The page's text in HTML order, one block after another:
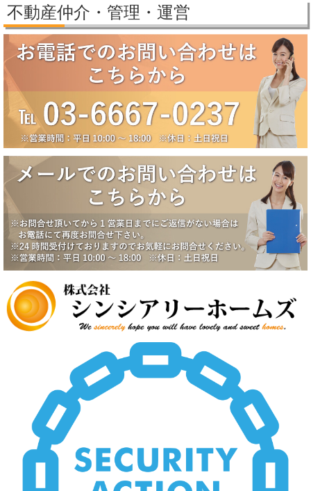
パレステージ日吉さくらが丘価格改定しました。
2025/9/5
賃貸物件公開しました。
2025/8/5
2025年夏季休業のお知らせ（8月10日～8月18日）
誠に勝手ながら、弊社では下記の期間を夏季休業とさせていただきま
す。
【夏季休業期間】
2025年8月10日（日）～2025年8月18日（月）
休業期間中にいただいたお問い合わせ等につきましては、8月19日
（火）より順次対応させていただきます。
2025/6/17
大田区田園調布5丁目戸建成約になりました。
2025/6/17
八潮市南川崎戸建成約になりました。
2025/6/17
一番町シティハウス成約になりました。
2025/6/2
賃貸物件公開しました。
2025/5/19
2025/5/19
田園調布5丁目戸建価格改定
2025/5/19
八潮市南川崎戸建価格改定
いすみ市大原台土地価格改定
新規物件公開しました。
2025/4/2
新規物件公開しました。
2025/3/5
新規物件2件公開しました。
2025/2/21
新規賃貸物件公開致しました。
不動産仲介・管理・運営